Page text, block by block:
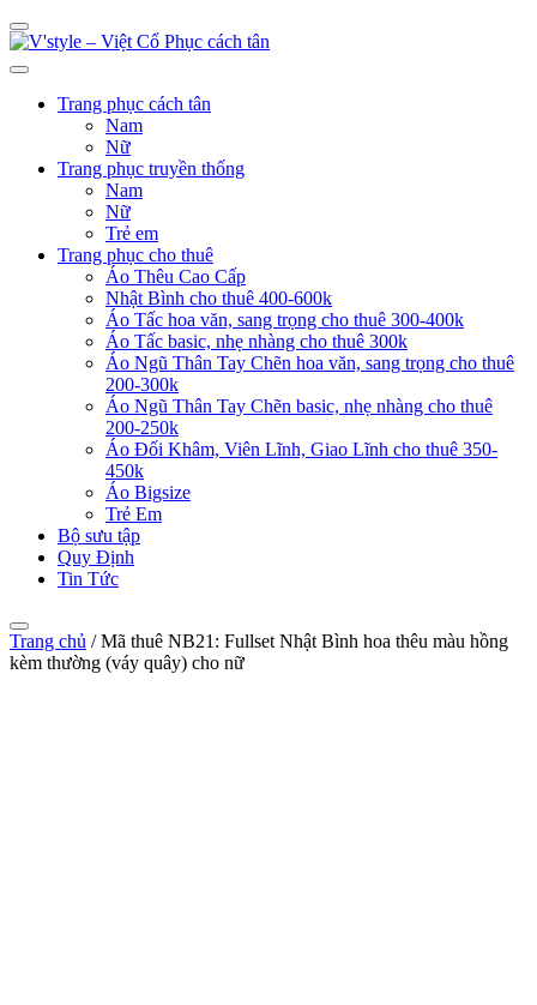
Trang phục cách tân
Nam
Nữ
Trang phục truyền thống
Nam
Nữ
Trẻ em
Trang phục cho thuê
Áo Thêu Cao Cấp
Nhật Bình cho thuê 400-600k
Áo Tấc hoa văn, sang trọng cho thuê 300-400k
Áo Tấc basic, nhẹ nhàng cho thuê 300k
Áo Ngũ Thân Tay Chẽn hoa văn, sang trọng cho thuê
200-300k
Áo Ngũ Thân Tay Chẽn basic, nhẹ nhàng cho thuê
200-250k
Áo Đối Khâm, Viên Lĩnh, Giao Lĩnh cho thuê 350-
450k
Áo Bigsize
Trẻ Em
Bộ sưu tập
Quy Định
Tin Tức
Trang chủ /Mã thuê NB21: Fullset Nhật Bình hoa thêu màu hồng
kèm thường (váy quây) cho nữ